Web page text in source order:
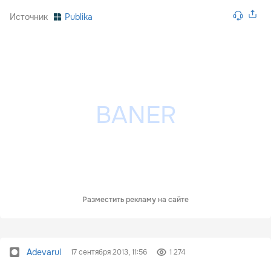
Источник Publika
Разместить рекламу на сайте
Adevarul 17 сентября 2013, 11:56 1 274